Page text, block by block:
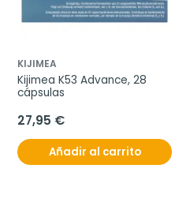
KIJIMEA
Kijimea K53 Advance, 28
cápsulas
27,95 €
Añadir al carrito